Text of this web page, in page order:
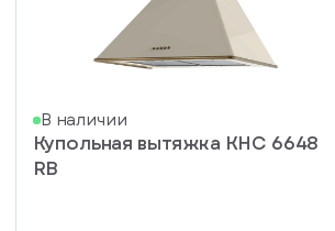
В наличии
Купольная вытяжка KHC 6648
RB